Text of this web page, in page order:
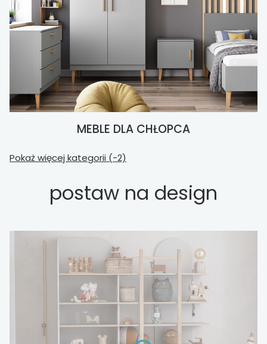
MEBLE DLA CHŁOPCA
Pokaż więcej kategorii (-2)
postaw na design